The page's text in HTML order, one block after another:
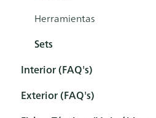
Herramientas
Sets
Interior (FAQ's)
Preparación
Exterior (FAQ's)